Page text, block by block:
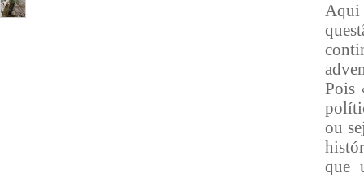
Aqui
Pois
ou
que